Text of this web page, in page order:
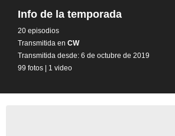
Info de la temporada
20 episodios
Transmitida en CW
Transmitida desde: 6 de octubre de 2019
99 fotos | 1 video